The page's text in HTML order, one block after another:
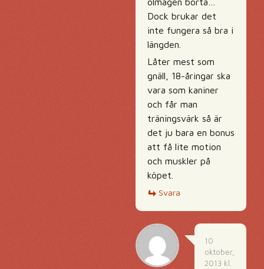
Dock brukar det
inte fungera så bra i
längden.
Låter mest som
gnäll, 18-åringar ska
vara som kaniner
och får man
träningsvärk så är
det ju bara en bonus
att få lite motion
och muskler på
köpet.
Svara
10
oktober,
2013 kl.